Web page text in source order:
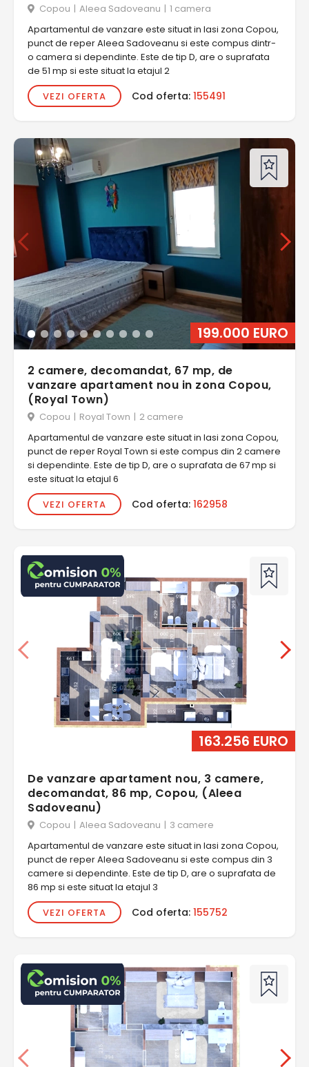
Copou | Aleea Sadoveanu | 1 camera
Apartamentul de vanzare este situat in Iasi zona Copou,
punct de reper Aleea Sadoveanu si este compus dintr-
o camera si dependinte. Este de tip D, are o suprafata
de 51 mp si este situat la etajul 2
VEZI OFERTA
Cod oferta: 155491
199.000 EURO
2 camere, decomandat, 67 mp, de
vanzare apartament nou in zona Copou,
(Royal Town)
Copou | Royal Town | 2 camere
Apartamentul de vanzare este situat in Iasi zona Copou,
punct de reper Royal Town si este compus din 2 camere
si dependinte. Este de tip D, are o suprafata de 67 mp si
este situat la etajul 6
VEZI OFERTA
Cod oferta: 162958
163.256 EURO
De vanzare apartament nou, 3 camere,
decomandat, 86 mp, Copou, (Aleea
Sadoveanu)
Copou | Aleea Sadoveanu | 3 camere
Apartamentul de vanzare este situat in Iasi zona Copou,
punct de reper Aleea Sadoveanu si este compus din 3
camere si dependinte. Este de tip D, are o suprafata de
86 mp si este situat la etajul 3
VEZI OFERTA
Cod oferta: 155752